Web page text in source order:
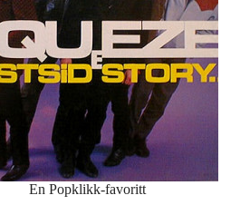
En Popklikk-favoritt